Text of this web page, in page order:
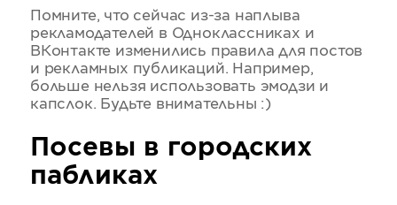
Помните, что сейчас из-за наплыва
рекламодателей в Одноклассниках и
ВКонтакте изменились правила для постов
и рекламных публикаций. Например,
больше нельзя использовать эмодзи и
капслок. Будьте внимательны :)
Посевы в городских
пабликах